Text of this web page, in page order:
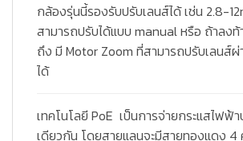
กล้องรุ่นนี้รองรับปรับเลนส์ได้ เช่น 2.8-
สามารถปรับได้แบบ manual หรือ ถ้าลง
ถึง มี Motor Zoom ที่สามารถปรับเลนส์
ได้
เทคโนโลยี PoE เป็นการจ่ายกระแสไฟฟ้
เดียวกัน โดยสายแลนจะมีสายทองแดง 4